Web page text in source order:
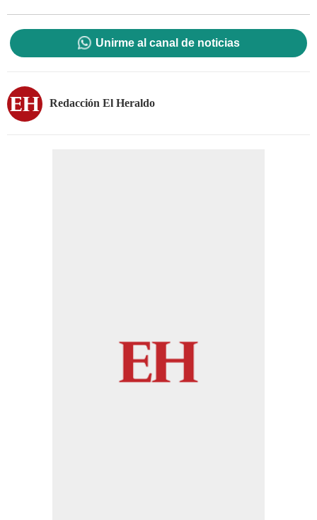
Unirme al canal de noticias
Redacción El Heraldo